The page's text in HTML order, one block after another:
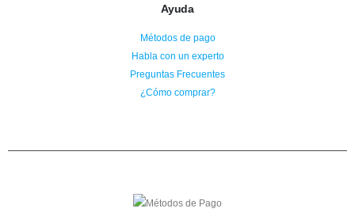
Ayuda
Métodos de pago
Habla con un experto
Preguntas Frecuentes
¿Cómo comprar?